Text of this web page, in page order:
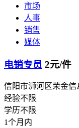
市场
人事
销售
媒体
电销专员 2元/件
信阳市浉河区荣金信
经验不限
学历不限
1个月内